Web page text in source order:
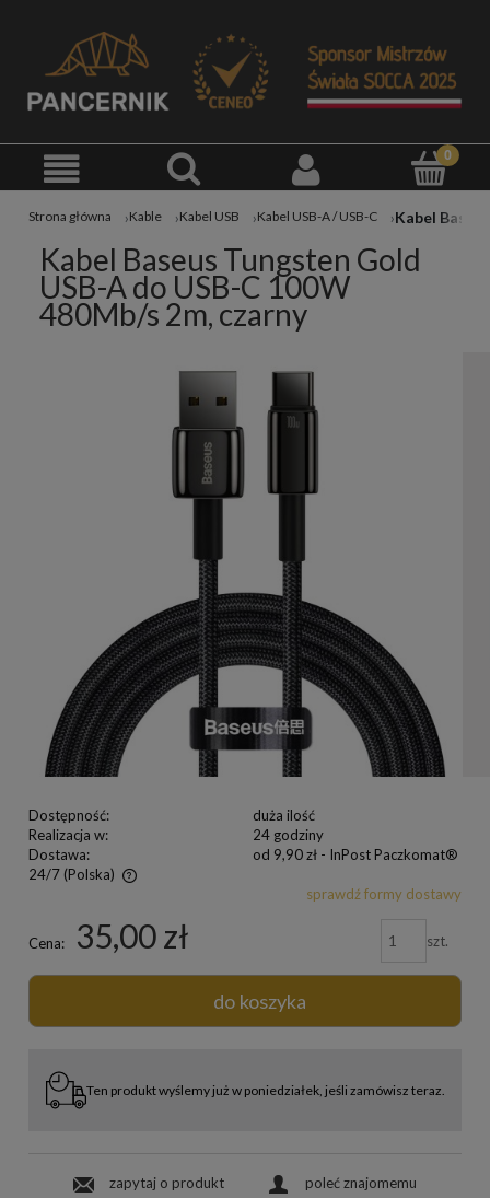
Strona główna Kable Kabel USB Kabel USB-A / USB-C
Kabel Baseus Tungsten Gold
USB-A do USB-C 100W
480Mb/s 2m, czarny
Dostępność:
duża ilość
Realizacja w:
24 godziny
Dostawa:
od 9,90 zł - InPost Paczkomat®
24/7 (Polska)
sprawdź formy dostawy
Cena: 35,00 zł szt.
do koszyka
Ten produkt wyślemy już w poniedziałek, jeśli zamówisz teraz.
zapytaj o produkt poleć znajomemu